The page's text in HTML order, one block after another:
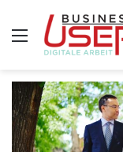
Menü